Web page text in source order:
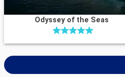
Odyssey of the Seas